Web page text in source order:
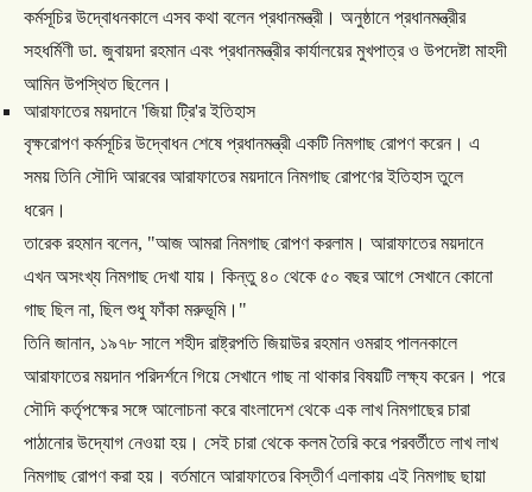
কর্মসূচির উদ্বোধনকালে এসব কথা বলেন প্রধানমন্ত্রী। অনুষ্ঠানে প্রধানমন্ত্রীর
সহধর্মিণী ডা. জুবায়দা রহমান এবং প্রধানমন্ত্রীর কার্যালয়ের মুখপাত্র ও উপদেষ্টা মাহদী
আমিন উপস্থিত ছিলেন।
আরাফাতের ময়দানে 'জিয়া ট্রি'র ইতিহাস
বৃক্ষরোপণ কর্মসূচির উদ্বোধন শেষে প্রধানমন্ত্রী একটি নিমগাছ রোপণ করেন। এ
সময় তিনি সৌদি আরবের আরাফাতের ময়দানে নিমগাছ রোপণের ইতিহাস তুলে
ধরেন।
তারেক রহমান বলেন, "আজ আমরা নিমগাছ রোপণ করলাম। আরাফাতের ময়দানে
এখন অসংখ্য নিমগাছ দেখা যায়। কিন্তু ৪০ থেকে ৫০ বছর আগে সেখানে কোনো
গাছ ছিল না, ছিল শুধু ফাঁকা মরুভূমি। "
তিনি জানান, ১৯৭৮ সালে শহীদ রাষ্ট্রপতি জিয়াউর রহমান ওমরাহ পালনকালে
আরাফাতের ময়দান পরিদর্শনে গিয়ে সেখানে গাছ না থাকার বিষয়টি লক্ষ্য করেন। পরে
সৌদি কর্তৃপক্ষের সঙ্গে আলোচনা করে বাংলাদেশ থেকে এক লাখ নিমগাছের চারা
পাঠানোর উদ্যোগ নেওয়া হয়। সেই চারা থেকে কলম তৈরি করে পরবর্তীতে লাখ লাখ
নিমগাছ রোপণ করা হয়। বর্তমানে আরাফাতের বিস্তীর্ণ এলাকায় এই নিমগাছ ছায়া